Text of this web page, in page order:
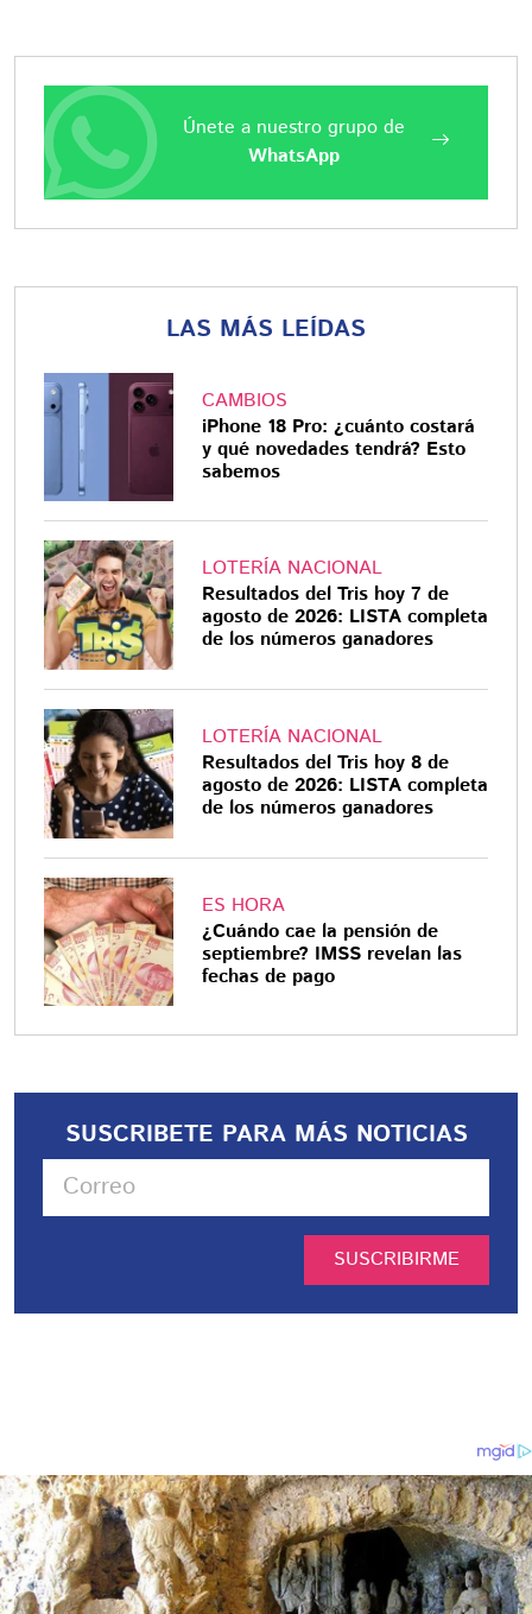
Únete a nuestro grupo de
WhatsApp
LAS MÁS LEÍDAS
CAMBIOS
iPhone 18 Pro: ¿cuánto costará
y qué novedades tendrá? Esto
sabemos
LOTERÍA NACIONAL
Resultados del Tris hoy 7 de
agosto de 2026: LISTA completa
de los números ganadores
LOTERÍA NACIONAL
Resultados del Tris hoy 8 de
agosto de 2026: LISTA completa
de los números ganadores
ES HORA
¿Cuándo cae la pensión de
septiembre? IMSS revelan las
fechas de pago
SUSCRIBETE PARA MÁS NOTICIAS
SUSCRIBIRME